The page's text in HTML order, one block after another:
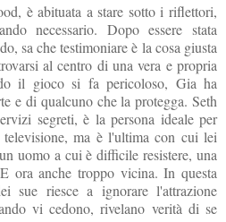
è abituata a stare sotto i riflettori,
necessario. Dopo essere stata
sa che testimoniare è la cosa giusta
al centro di una vera e propria
il gioco si fa pericoloso, Gia ha
e di qualcuno che la protegga. Seth
segreti, è la persona ideale per
ma è l'ultima con cui lei
uomo a cui è difficile resistere, una
ora anche troppo vicina. In questa
sue riesce a ignorare l'attrazione
vi cedono, rivelano verità di se